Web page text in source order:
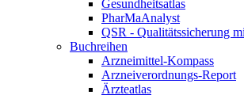
Gesundheitsatlas
PharMaAnalyst
QSR - Qualitätssicherung
Buchreihen
Arzneimittel-Kompass
Arzneiverordnungs-Report
Ärzteatlas